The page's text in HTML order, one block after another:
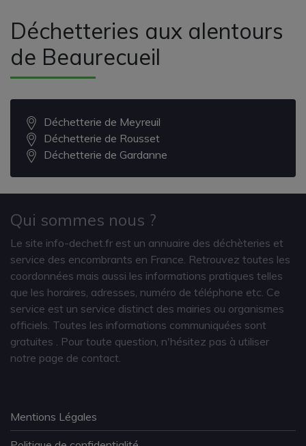
Déchetteries aux alentours
de Beaurecueil
Déchetterie de Meyreuil
Déchetterie de Rousset
Déchetterie de Gardanne
Qui sommes nous ?
Le site info-dechet.fr est un annuaire des déchèteries et
service des encombrants en France. Retrouvez toutes les
coordonnées mais aussi les informations pratiques telles
que les horaires, adresses, numéro de téléphone etc. Ce
service est un service distinct des mairies ou organismes
officiels. Toutes les informations communiquées sont
gratuites
. Pour toute question, n'hésitez pas à utiliser
notre page de contact.
Mentions Légales